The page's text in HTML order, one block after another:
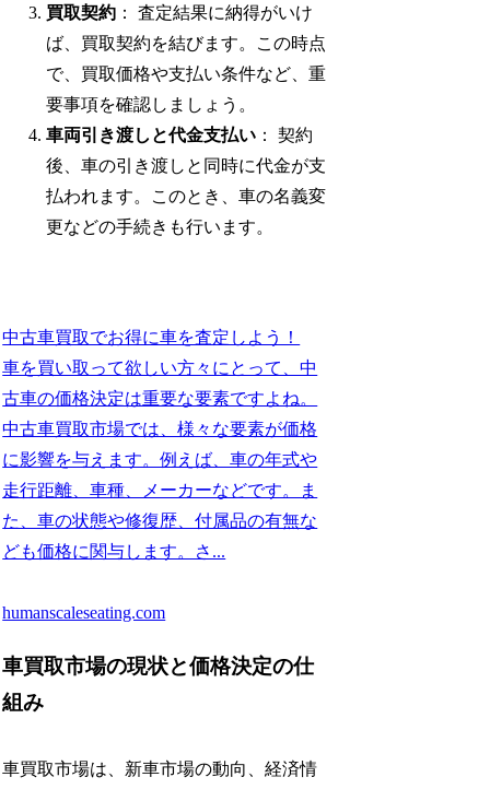
買取契約 ： 査定結果に納得がいけ
ば、買取契約を結びます。この時点
で、買取価格や支払い条件など、重
要事項を確認しましょう。
車両引き渡しと代金支払い ： 契約
後、車の引き渡しと同時に代金が支
払われます。このとき、車の名義変
更などの手続きも行います。
中古車買取でお得に車を査定しよう！
車を買い取って欲しい方々にとって、中
古車の価格決定は重要な要素ですよね。
中古車買取市場では、様々な要素が価格
に影響を与えます。例えば、車の年式や
走行距離、車種、メーカーなどです。ま
た、車の状態や修復歴、付属品の有無な
ども価格に関与します。さ...
humanscaleseating.com
車買取市場の現状と価格決定の仕
組み
車買取市場は、新車市場の動向、経済情